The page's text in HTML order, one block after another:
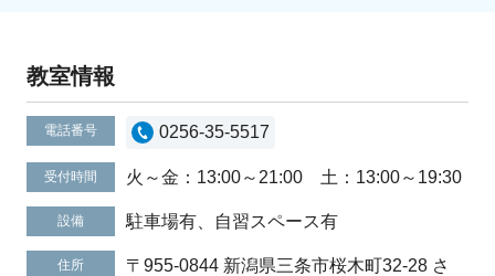
教室情報
電話番号 0256-35-5517
受付時間 火～金：13:00～21:00 土：13:00～19:30
設備 駐車場有、自習スペース有
住所
〒955-0844 新潟県三条市桜木町32-28 さ